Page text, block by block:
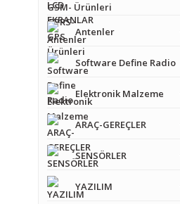
Ürünleri
Antenler
Software Define Radio
Elektronik Malzeme
ARAÇ-GEREÇLER
SENSÖRLER
YAZILIM